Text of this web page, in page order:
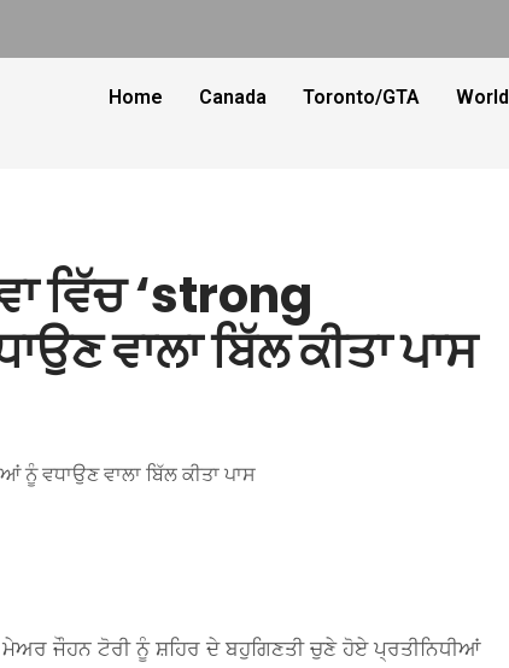
Home Canada Toronto/GTA World
ਵਿੱਚ ‘strong
ਵਾਲਾ ਬਿੱਲ ਕੀਤਾ ਪਾਸ
ਜੌਹਨ ਟੋਰੀ ਨੂੰ ਸ਼ਹਿਰ ਦੇ ਬਹੁਗਿਣਤੀ ਚੁਣੇ ਹੋਏ ਪ੍ਰਤੀਨਿਧੀਆਂ